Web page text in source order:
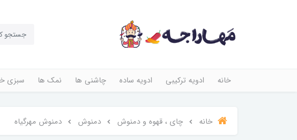
خانه ادویه ترکیبی ادویه ساده چاشنی ها نمک ها سبزی
خانه چای ، قهوه و دمنوش دمنوش دمنوش مهرگیاه